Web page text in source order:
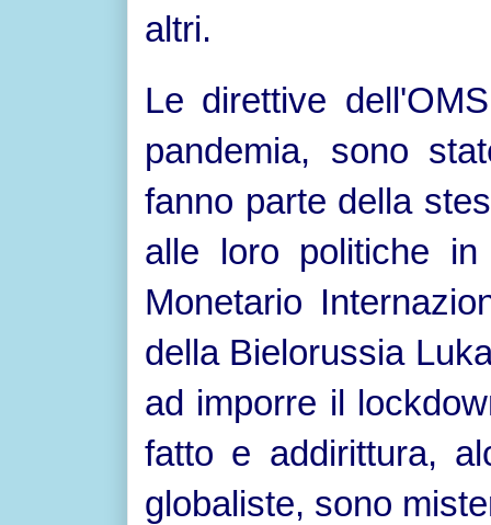
altri.
Le direttive
pandemia, sono
fanno parte della
alle loro politiche
Monetario
della Bielorussia
ad imporre il
fatto e addirittura,
globaliste, sono